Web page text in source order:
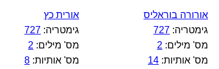
אורורה בוראליס
גימטריה: 727
מס' מילים: 2
מס' אותיות: 14
אורית כץ
גימטריה: 727
מס' מילים: 2
מס' אותיות: 8